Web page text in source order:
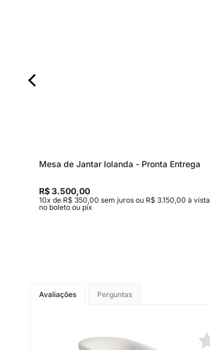
Mesa de Jantar Iolanda - Pronta Entrega
R$ 3.500,00
10x de R$ 350,00 sem juros ou R$ 3.150,00 à vista
no boleto ou pix
Avaliações Perguntas